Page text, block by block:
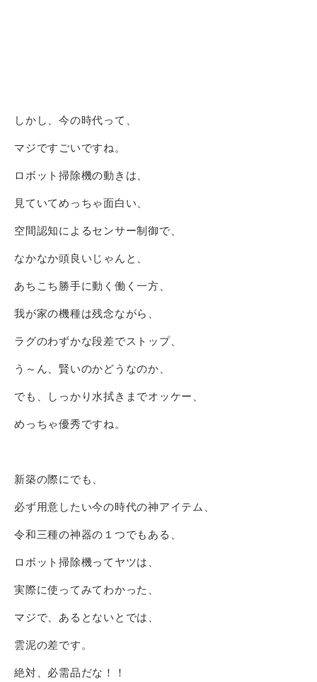
しかし、今の時代って、
マジですごいですね。
ロボット掃除機の動きは、
見ていてめっちゃ面白い、
空間認知によるセンサー制御で、
なかなか頭良いじゃんと、
あちこち勝手に動く働く一方、
我が家の機種は残念ながら、
ラグのわずかな段差でストップ、
う～ん、賢いのかどうなのか、
でも、しっかり水拭きまでオッケー、
めっちゃ優秀ですね。
新築の際にでも、
必ず用意したい今の時代の神アイテム、
令和三種の神器の１つでもある、
ロボット掃除機ってヤツは、
実際に使ってみてわかった、
マジで、あるとないとでは、
雲泥の差です。
絶対、必需品だな！！